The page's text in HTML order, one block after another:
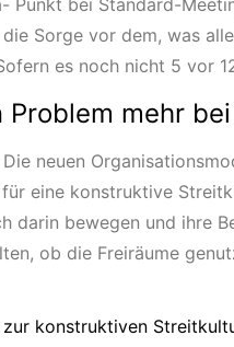
Punkt bei Standard-
Sorge vor dem, was
es noch nicht 5 vor
Problem mehr
neuen
eine konstruktive
darin bewegen und ihre
ob die Freiräume
konstruktiven